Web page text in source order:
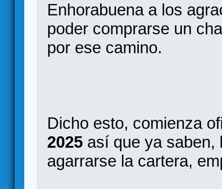
Enhorabuena a los
poder comprarse un
por ese camino.
Dicho esto, comienza
2025 así que ya saben,
agarrarse la cartera,